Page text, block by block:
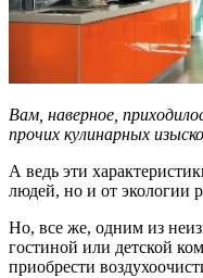
Вам, наверное,
прочих кулинарных
А ведь эти
людей, но и от экологии
Но, все же, одним из
гостиной или детской
приобрести